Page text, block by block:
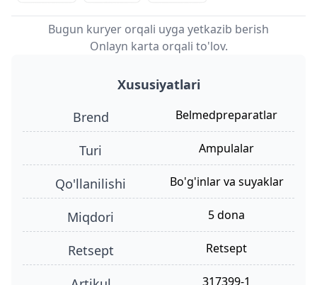
Bugun kuryer orqali uyga yetkazib berish
Onlayn karta orqali to'lov.
Xususiyatlari
Brend
Belmedpreparatlar
turi ampulalar
qo'llanilishi bo'g'inlar va suyaklar
miqdori 5 dona
retsept retsept
317399-1